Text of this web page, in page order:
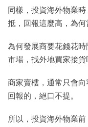
同樣，投資海外物業
抵，回報這麼高，為何
為何發展商要花錢花
市場，找外地買家接貨
商家賣樓，通常只會
回報的，絕口不提。
所以，投資海外物業